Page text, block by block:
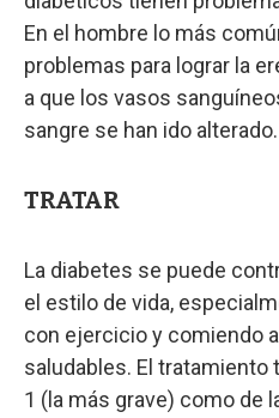
En el hombre lo más
problemas para lograr la
a que los vasos
sangre se han ido alterado.
TRATAR
La diabetes se puede
el estilo de vida,
con ejercicio y comiendo
saludables. El tratamiento
1 (la más grave) como de